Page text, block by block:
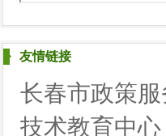
友情链接
长春市政策
技术教育中心